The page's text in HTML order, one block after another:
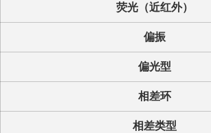
荧光（近红外）
偏振
偏光型
相差环
相差类型